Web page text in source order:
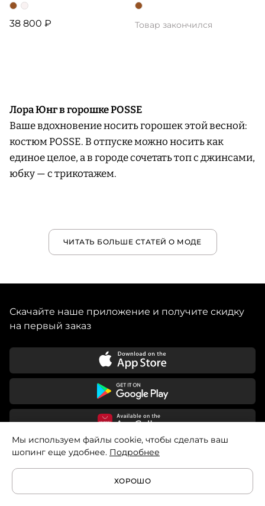
38 800 ₽ Товар закончился
Лора Юнг в горошке POSSE
Ваше вдохновение носить горошек этой весной:
костюм POSSE. В отпуске можно носить как
единое целое, а в городе сочетать топ с джинсами,
юбку — с трикотажем.
ЧИТАТЬ БОЛЬШЕ СТАТЕЙ О МОДЕ
Скачайте наше приложение и получите скидку
на первый заказ
8 499 372 30 93
8 800 302 30 93
Мы используем файлы cookie, чтобы сделать ваш
шопинг еще удобнее. Подробнее
ХОРОШО